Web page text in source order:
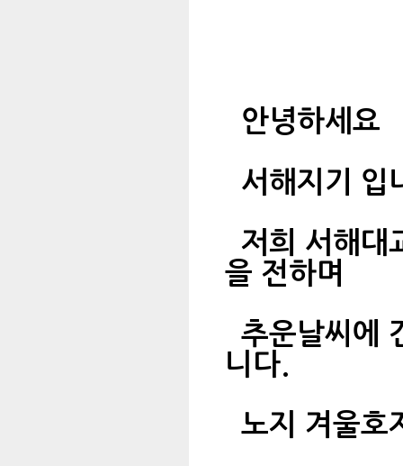
안녕하세요
서해지기 입
저희 서해대
을 전하며
추운날씨에
니다.
노지 겨울호